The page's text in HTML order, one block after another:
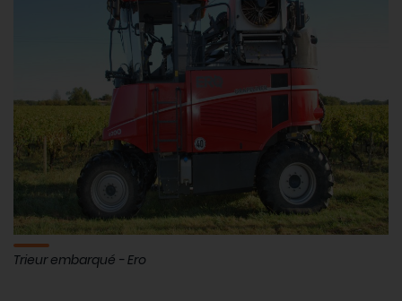
Trieur embarqué - Ero